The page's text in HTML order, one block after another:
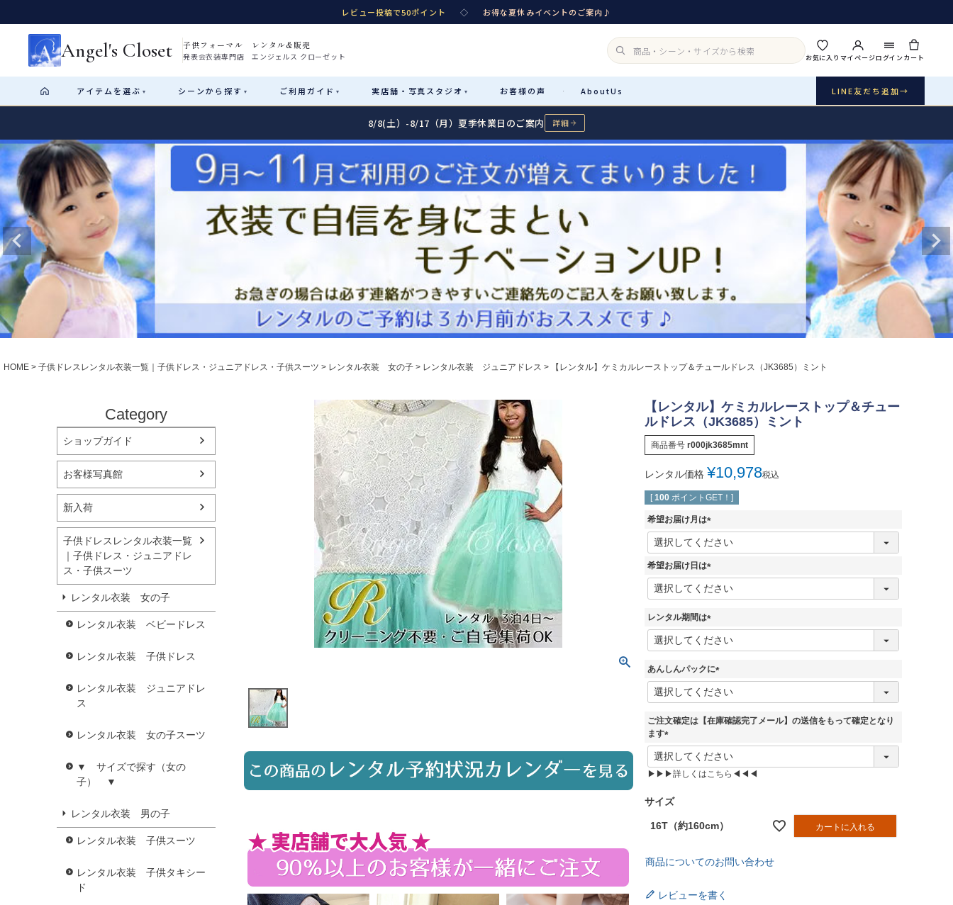
レビュー投稿で50ポイント ◇ お得な夏休みイベントのご案内♪
Angel's Closet 子供フォーマル レンタル&販売
発表会衣装専門店 エンジェルス クローゼット お気に入りマイページログインカート
アイテム を選ぶ ▾ シーンから探す ▾ ご利用ガイド ▾ 実店舗・ 写真スタジオ ▾ お客様の声 · AboutUs LINE友だち追加→
カテゴリ詳細→ サイズで選ぶ→
Rental レンタル
女の子ドレス
小物・アクセ パニエ
アウター レディース
Sale販売
コスチューム アウター インナー・パニエ
アクセサリー ジュエリー 音楽雑貨
性別・サイズで絞り込む→
Recital & Concours
舞台で輝くステージ衣装
Wedding
フラワーガール・リングボーイ・ゲスト
Graduation & Entrance
きちんと感のあるフォーマル
Shichi-Go-San
3歳・5歳・7歳の晴れの日
Start はじめに
01 ショップガイド（総合案内）
レンタル・販売の入口
02 サイズの選び方
測り方と目安
Angel's Closetについて
創業2003年からの想い
Rentalレンタル
04 レンタルのご案内
予約・配送・返却・料金
レンタルの流れ
06 あんしんパック
汚れ・キズ・破損の補償
Buy & Support ご購入・サポート
08 送料・お支払い
送料・決済方法
09 お問い合わせ
電話・メール・LINE
Atelier
実店舗 つくば店
Tsukuba Boutique
〒 茨城県土浦市大町14-16-1F
10:00–18:00（完全予約制）
月曜日
店舗を予約する →
Photography
写真スタジオ APS
Angel's Photo Studio
対応 七五三・発表会・記念撮影
予約 Web または お電話
特典 ヘアメイク・着付け
8/8(土）-8/17（月）夏季休業日のご案内 詳細
HOME 子供ドレスレンタル衣装一覧｜子供ドレス・ジュニアドレス・子供スーツ レンタル衣装 女の子 レンタル衣装 ジュニアドレス 【レンタル】ケミカルレーストップ＆チュールドレス（JK3685）ミント
Category
ショップガイド
お客様写真館
新入荷
子供ドレスレンタル衣装一覧
｜子供ドレス・ジュニアドレ
ス・子供スーツ
レンタル衣装 女の子
レンタル衣装 ベビードレス
レンタル衣装 子供ドレス
レンタル衣装 ジュニアドレ
ス
レンタル衣装 女の子スーツ
▼ サイズで探す（女の
子） ▼
レンタル衣装 男の子
レンタル衣装 子供スーツ
レンタル衣装 子供タキシー
ド
【レンタル】ケミカルレーストップ＆チュー
ルドレス（JK3685）ミント
商品番号 r000jk3685mnt
レンタル価格 ¥10,978税込
[ 100 ポイントGET！]
希望お届け月は
(
必
希望お届け日は
(
必
)
レンタル期間は
(
必
)
あんしんパックに
(
必
)
ご注文確定は【在庫確認完了メール】の送信をもって確定となり
ます
(
必
須
▶▶▶詳しくはこちら◀◀◀
サイズ
16T（約160cm） カートに入れる
商品についてのお問い合わせ
レビューを書く